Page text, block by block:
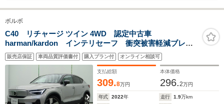
ボルボ
C40 リチャージ ツイン 4WD 認定中古車
harman/kardon インテリセーフ 衝突被害軽減ブレー
キ 360ビューカメラ パイロットアシスト レーダーク
ルーズ 純正9インチナビ 禁煙車 シートヒーター メ
モリー機能付きシート
販売店保証 車両品質評価書付 購入プラン付 オンライン相談可
支払総額
309.8万円
本体価格
296.2万円
年式 2022年 走行 1.9万km